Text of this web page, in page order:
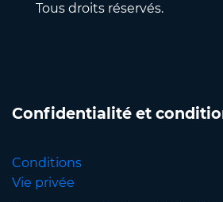
Tous droits réservés.
Confidentialité et
Conditions
Vie privée